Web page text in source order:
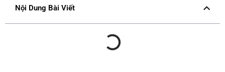
Nội Dung Bài Viết